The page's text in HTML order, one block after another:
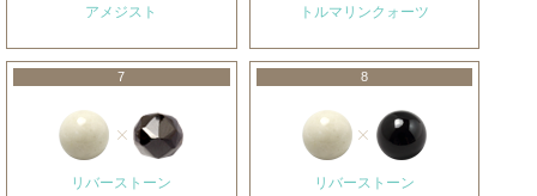
アメジスト
トルマリンクォーツ
7
リバーストーン
8
リバーストーン